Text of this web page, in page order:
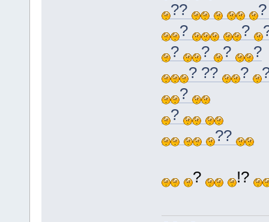
??
?
?
?
? ?
?
? ??
?
?
?
??
? !?